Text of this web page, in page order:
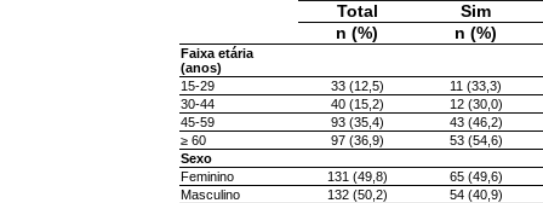
Total
Sim
n (%)
n (%)
Faixa etária
(anos)
15-29
33 (12,5)
11 (33,3)
30-44
40 (15,2)
12 (30,0)
45-59
93 (35,4)
43 (46,2)
≥ 60
97 (36,9)
53 (54,6)
Sexo
Feminino
131 (49,8)
65 (49,6)
Masculino
132 (50,2)
54 (40,9)